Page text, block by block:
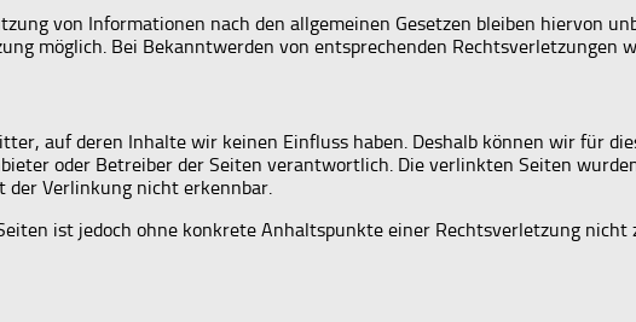
von Informationen nach den allgemeinen Gesetzen bleiben hiervon
möglich. Bei Bekanntwerden von entsprechenden Rechtsverletzungen
auf deren Inhalte wir keinen Einfluss haben. Deshalb können wir für
oder Betreiber der Seiten verantwortlich. Die verlinkten Seiten
Verlinkung nicht erkennbar.
ist jedoch ohne konkrete Anhaltspunkte einer Rechtsverletzung